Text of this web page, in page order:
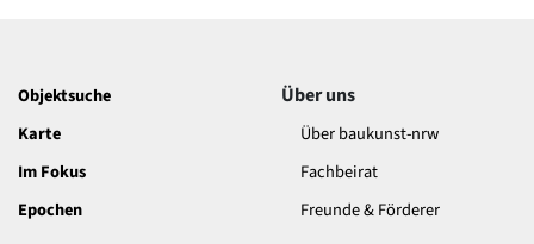
Objektsuche
Karte
Im Fokus
Epochen
Über uns
Über baukunst-nrw
Fachbeirat
Freunde & Förderer